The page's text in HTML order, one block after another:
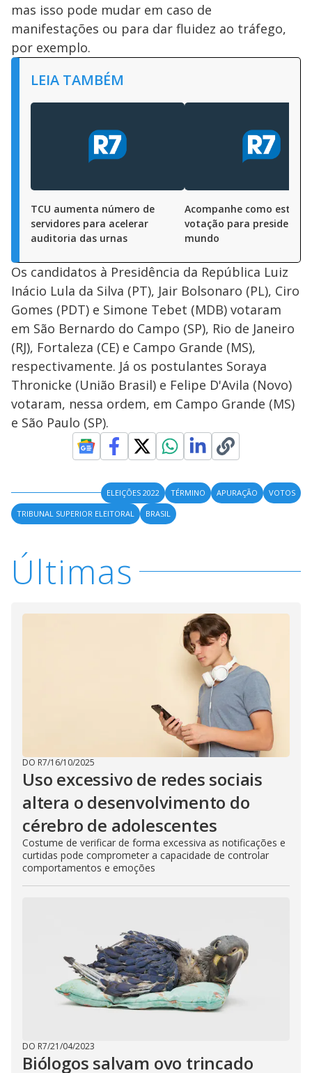
mas isso pode mudar em caso de
manifestações ou para dar fluidez ao tráfego,
por exemplo.
LEIA TAMBÉM
TCU aumenta número de
servidores para acelerar
auditoria das urnas
Acompanhe como está a
votação para presidente
mundo
Os candidatos à Presidência da República Luiz
Inácio Lula da Silva (PT), Jair Bolsonaro (PL), Ciro
Gomes (PDT) e Simone Tebet (MDB) votaram
em São Bernardo do Campo (SP), Rio de Janeiro
(RJ), Fortaleza (CE) e Campo Grande (MS),
respectivamente. Já os postulantes Soraya
Thronicke (União Brasil) e Felipe D'Avila (Novo)
votaram, nessa ordem, em Campo Grande (MS)
e São Paulo (SP).
ELEIÇÕES 2022 TÉRMINO APURAÇÃO
VOTOS
TRIBUNAL SUPERIOR ELEITORAL
BRASIL
Últimas
DO R7/16/10/2025
Uso excessivo de redes sociais
altera o desenvolvimento do
cérebro de adolescentes
Costume de verificar de forma excessiva as notificações e
curtidas pode comprometer a capacidade de controlar
comportamentos e emoções
DO R7/21/04/2023
Biólogos salvam ovo trincado